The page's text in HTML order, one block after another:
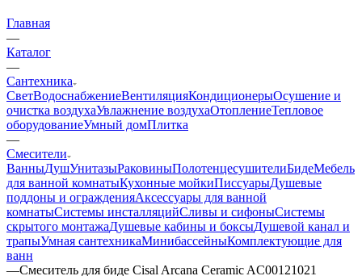
Главная
—
Каталог
—
Сантехника
СветВодоснабжениеВентиляцияКондиционерыОсушение и
очистка воздухаУвлажнение воздухаОтоплениеТепловое
оборудованиеУмный домПлитка
—
Смесители
ВанныДушУнитазыРаковиныПолотенцесушителиБидеМебель
для ванной комнатыКухонные мойкиПиссуарыДушевые
поддоны и огражденияАксессуары для ванной
комнатыСистемы инсталляцийСливы и сифоныСистемы
скрытого монтажаДушевые кабины и боксыДушевой канал и
трапыУмная сантехникаМинибассейныКомплектующие для
ванн
—Смеситель для биде Cisal Arcana Ceramic AC00121021